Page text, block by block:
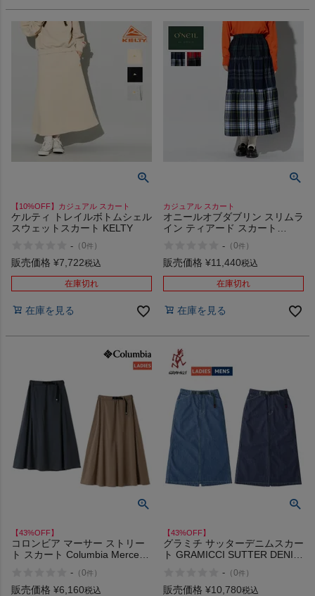
【10%OFF】カジュアル スカート
ケルティ トレイルボトムシェル
スウェットスカート KELTY
- （0件 ）
販売価格 ¥7,722税込
在庫切れ
在庫を見る
カジュアル スカート
オニールオブダブリン スリムラ
イン ティアード スカート
TIERED SKIRT アウトレット
セール
- （0件 ）
販売価格 ¥11,440税込
在庫切れ
在庫を見る
【43%OFF】
コロンビア マーサー ストリー
ト スカート Columbia Mercer
- （0件 ）
販売価格 ¥6,160税込
【43%OFF】
グラミチ サッターデニムスカー
ト GRAMICCI SUTTER DENIM
- （0件 ）
販売価格 ¥10,780税込